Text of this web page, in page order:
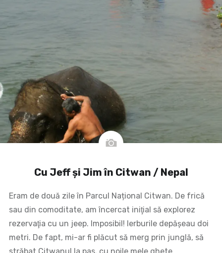
Cu Jeff și Jim în Citwan / Nepal
Eram de două zile în Parcul Național Citwan. De frică
sau din comoditate, am încercat iniţial să explorez
rezervaţia cu un jeep. Imposibil! Ierburile depășeau doi
metri. De fapt, mi-ar fi plăcut să merg prin junglă, să